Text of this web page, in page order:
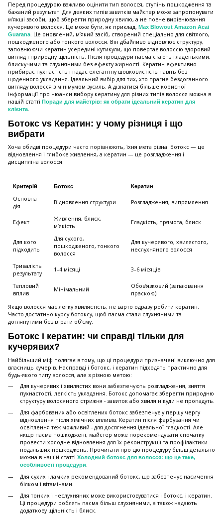
Перед процедурою важливо оцінити тип волосся, ступінь пошкодження та
бажаний результат. Для деяких типів завитків майстер може запропонувати
м’якші засоби, щоб зберегти природну хвилю, а не повне вирівнювання
кучерявого волосся. Це може бути, як приклад, Max Blowout Amazon Acai
Guarana . Це оновлений, м’який засіб, створений спеціально для світлого,
пошкодженого або тонкого волосся. Він дбайливо відновлює структуру,
заповнюючи кератин усередині кутикули, що повертає волоссю здоровий
вигляд і природну щільність. Після процедури пасма стають гладенькими,
блискучими та слухняними без ефекту жирності. Кератин ефективно
прибирає пухнастість і надає елегантну шовковистість навіть без
щоденного укладання. Ідеальний вибір для тих, хто прагне бездоганного
вигляду волосся з мінімумом зусиль. А дізнатися більше корисної
інформації про нюанси вибору кератину для різних типів волосся можна в
нашій статті Поради для майстрів: як обрати ідеальний кератин для
клієнта
Ботокс vs Кератин: у чому різниця і що
вибрати
Хоча обидві процедури часто порівнюють, їхня мета різна. Ботокс — це
відновлення і глибоке живлення, а кератин — це розгладження і
дисципліна волосся.
Критерій Ботокс Кератин
Основна
дія
Відновлення структури Розгладження, випрямлення
Ефект
Живлення, блиск,
м’якість
Гладкість, прямота, блиск
Для кого
підходить
Для сухого,
пошкодженого, тонкого
волосся
Для кучерявого, хвилястого,
неслухняного волосся
Тривалість
результату
1–4 місяці 3–6 місяців
Тепловий
вплив
Мінімальний
Обов’язковий (запаювання
праскою)
Якщо волосся має легку хвилястість, не варто одразу робити кератин.
Часто достатньо курсу ботоксу, щоб пасма стали слухняними та
доглянутими без втрати об’єму.
Ботокс і кератин: чи справді тільки для
кучерявих?
Найбільший міф полягає в тому, що ці процедури призначені виключно для
власниць кучерів. Насправді і ботокс, і кератин підходять практично для
будь-якого типу волосся, але з різною метою:
Для кучерявих і хвилястих вони забезпечують розгладження, зняття
пухнастості, легкість укладання. Ботокс допомагає зберегти природню
структуру волосяного стрижня - завиток або хвиля нікуди не пропадуть.
Для фарбованих або освітлених ботокс забезпечує у першу чергу
відновлення після хімічних впливів. Кератин після фарбування чи
освітлення теж можливий - для досягнення ідеальної гладкості. Але
якщо пасма пошкоджені, майстер може порекомендувати спочатку
провести холодне відновлення для їх реконструкції та профілактики
подальших пошкоджень. Прочитати про цю процедуру більш детально
можна в нашій статті Холодний ботокс для волосся: що це таке,
особливості процедури.
Для сухих і ламких рекомендований ботокс, що забезпечує насичення
білком і вітамінами.
Для тонких і неслухняних може використовуватися і ботокс, і кератин.
Ці процедури роблять пасма більш слухняними, а також надають
додаткову щільність і блиск.